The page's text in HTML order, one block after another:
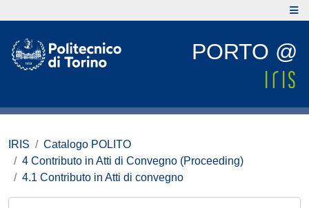
PORTO @
IRIS
Catalogo POLITO
4 Contributo in Atti di Convegno (Proceeding)
4.1 Contributo in Atti di convegno